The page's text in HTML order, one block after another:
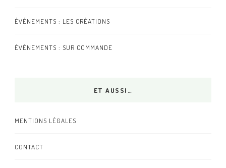
ÉVÉNEMENTS : LES CRÉATIONS
ÉVÉNEMENTS : SUR COMMANDE
ET AUSSI…
MENTIONS LÉGALES
CONTACT